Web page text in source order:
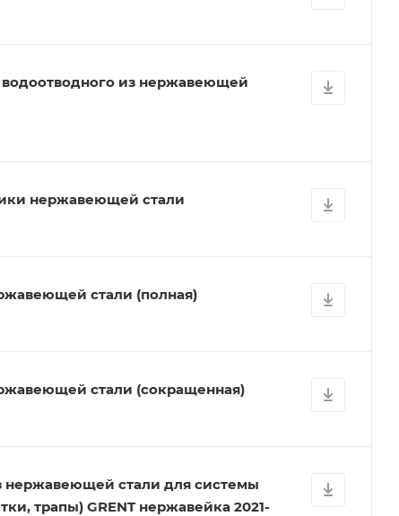
из нержавеющей
нержавеющей стали
стали (полная)
стали (сокращенная)
нержавеющей стали для системы
трапы) GRENT нержавейка 2021-